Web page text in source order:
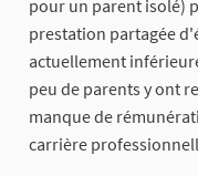
pour un parent isolé)
prestation partagée
actuellement
peu de parents y ont
manque de
carrière